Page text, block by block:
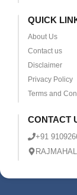
QUICK
About Us
Contact us
Disclaimer
Privacy Policy
Terms and
CONTACT
+91